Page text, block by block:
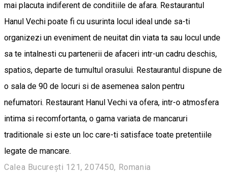
mai placuta indiferent de conditiile de afara. Restaurantul
Hanul Vechi poate fi cu usurinta locul ideal unde sa-ti
organizezi un eveniment de neuitat din viata ta sau locul unde
sa te intalnesti cu partenerii de afaceri intr-un cadru deschis,
spatios, departe de tumultul orasului. Restaurantul dispune de
o sala de 90 de locuri si de asemenea salon pentru
nefumatori. Restaurant Hanul Vechi va ofera, intr-o atmosfera
intima si recomfortanta, o gama variata de mancaruri
traditionale si este un loc care-ti satisface toate pretentiile
legate de mancare.
Calea București 121, 207450, Romania